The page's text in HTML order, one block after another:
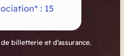
: 15
billetterie et d’assurance.